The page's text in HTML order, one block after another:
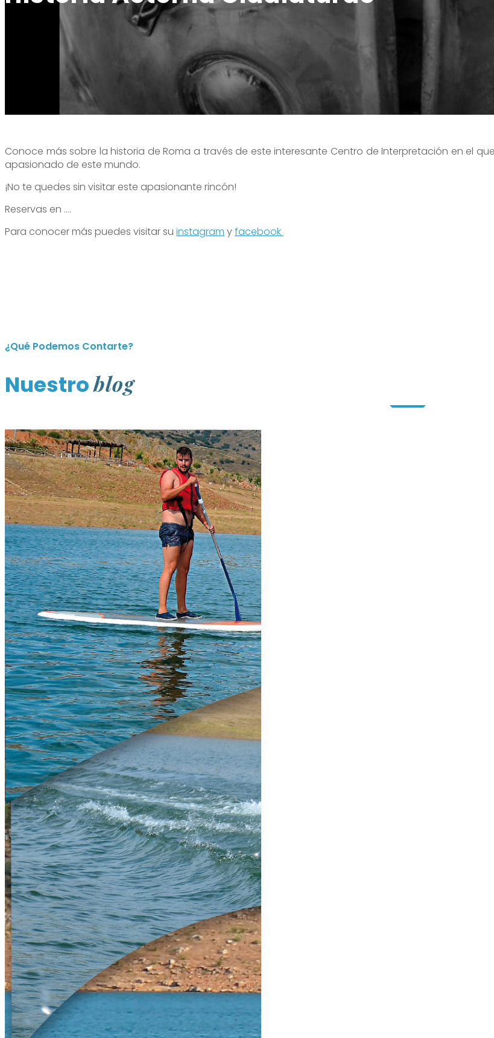
Alange es patrimonio de la humanidad
Alange es destino familiar
Alange es deporte
Onde comprar
Teléfono de interés
Tour Virtual
Paseo del Bañista
Cantos encantadores
Conoce más sobre la historia de Roma a través de este interesante Centro de Interpretación en el
apasionado de este mundo.
¡No te quedes sin visitar este apasionante rincón!
Reservas en ....
Para conocer más puedes visitar su instagram yfacebook
¿Qué Podemos Contarte?
Nuestroblog